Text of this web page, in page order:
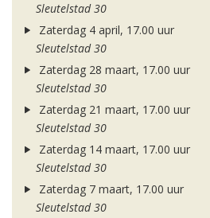
Sleutelstad 30
Zaterdag 4 april, 17.00 uur
Sleutelstad 30
Zaterdag 28 maart, 17.00 uur
Sleutelstad 30
Zaterdag 21 maart, 17.00 uur
Sleutelstad 30
Zaterdag 14 maart, 17.00 uur
Sleutelstad 30
Zaterdag 7 maart, 17.00 uur
Sleutelstad 30